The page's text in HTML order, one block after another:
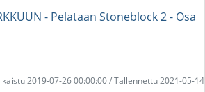
- Pelataan Stoneblock 2 - Osa
2019-07-26 00:00:00 / Tallennettu 2021-05-14